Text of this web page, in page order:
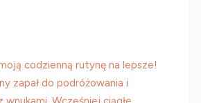
codzienną rutynę na lepsze!
zapał do podróżowania i